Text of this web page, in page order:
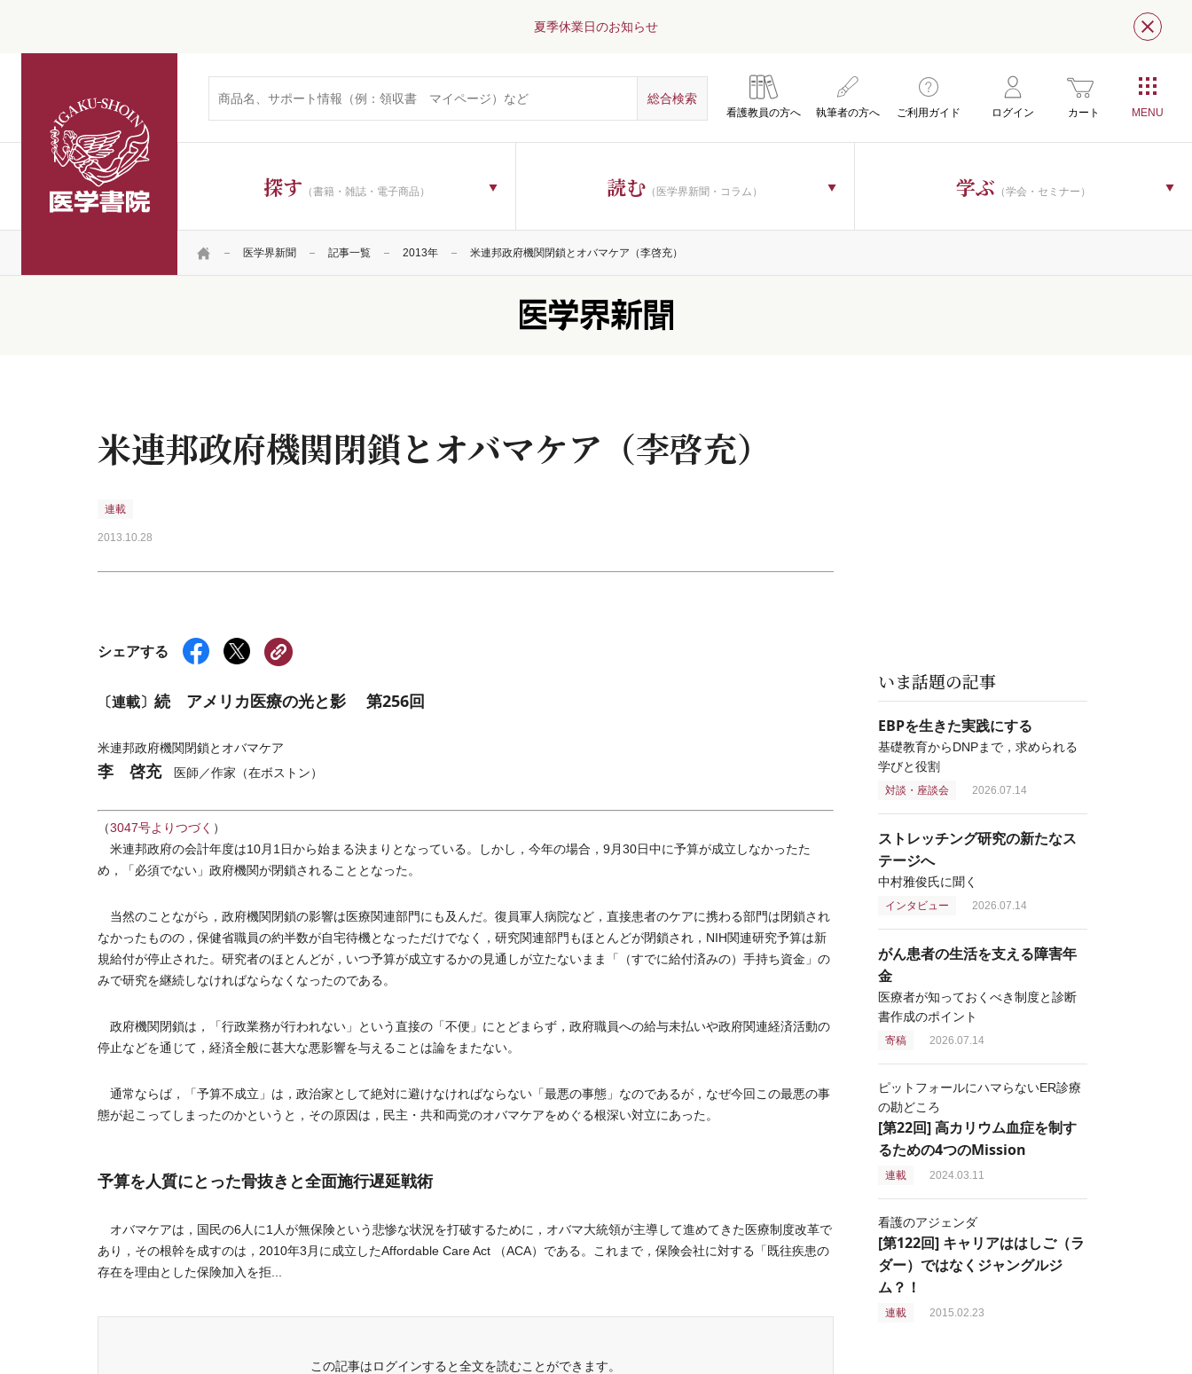
夏季休業日のお知らせ 閉じ
看護教員の方へ 執筆者の方へ ご利用ガイド ログイン カート
探す （書籍・雑誌・電子商品） 読む （医学界新聞・コラム） 学ぶ （学会・セミナー）
HOME 医学界新聞 記事一覧 2013年 米連邦政府機関閉鎖とオバマケア（李啓充）
米連邦政府機関閉鎖とオバマケア（李啓充）
連載
2013.10.28
シェアする
〔連載〕 続 アメリカ医療の光と影 第256回
米連邦政府機関閉鎖とオバマケア
李 啓充医師／作家（在ボストン）
（3047号よりつづく ）
米連邦政府の会計年度は10月1日から始まる決まりとなっている。しかし，今年の場合，9月30日中に予算が成立しなかったた
め，「必須でない」政府機関が閉鎖されることとなった。
当然のことながら，政府機関閉鎖の影響は医療関連部門にも及んだ。復員軍人病院など，直接患者のケアに携わる部門は閉鎖され
なかったものの，保健省職員の約半数が自宅待機となっただけでなく，研究関連部門もほとんどが閉鎖され，NIH関連研究予算は新
規給付が停止された。研究者のほとんどが，いつ予算が成立するかの見通しが立たないまま「（すでに給付済みの）手持ち資金」の
みで研究を継続しなければならなくなったのである。
政府機関閉鎖は，「行政業務が行われない」という直接の「不便」にとどまらず，政府職員への給与未払いや政府関連経済活動の
停止などを通じて，経済全般に甚大な悪影響を与えることは論をまたない。
通常ならば，「予算不成立」は，政治家として絶対に避けなければならない「最悪の事態」なのであるが，なぜ今回この最悪の事
態が起こってしまったのかというと，その原因は，民主・共和両党のオバマケアをめぐる根深い対立にあった。
予算を人質にとった骨抜きと全面施行遅延戦術
オバマケアは，国民の6人に1人が無保険という悲惨な状況を打破するために，オバマ大統領が主導して進めてきた医療制度改革で
あり，その根幹を成すのは，2010年3月に成立したAffordable Care Act （ACA）である。これまで，保険会社に対する「既往疾患の
存在を理由とした保険加入を拒...
この記事はログインすると全文を読むことができます。
いま話題の記事
EBPを生きた実践にする
基礎教育からDNPまで，求められる
学びと役割
対談・座談会 2026.07.14
ストレッチング研究の新たなス
テージへ
中村雅俊氏に聞く
インタビュー 2026.07.14
がん患者の生活を支える障害年
金
医療者が知っておくべき制度と診断
書作成のポイント
寄稿 2026.07.14
ピットフォールにハマらないER診療
の勘どころ
[第22回] 高カリウム血症を制す
るための4つのMission
連載 2024.03.11
看護のアジェンダ
[第122回] キャリアははしご（ラ
ダー）ではなくジャングルジ
ム？！
連載 2015.02.23